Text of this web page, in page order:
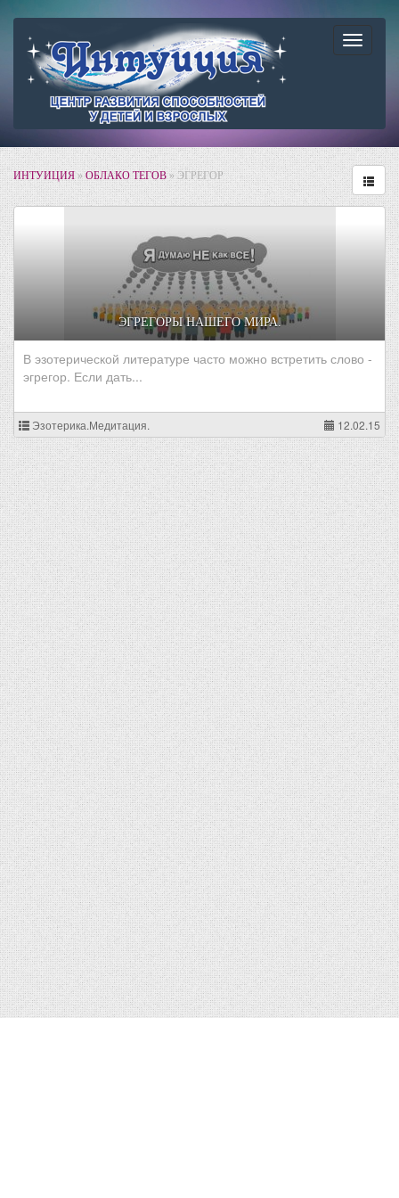
ИНТУИЦИЯ»ОБЛАКО ТЕГОВ» ЭГРЕГОР
ЭГРЕГОРЫ НАШЕГО МИРА.
В эзотерической литературе часто можно встретить слово -
эгрегор. Если дать...
Эзотерика.Медитация. 12.02.15